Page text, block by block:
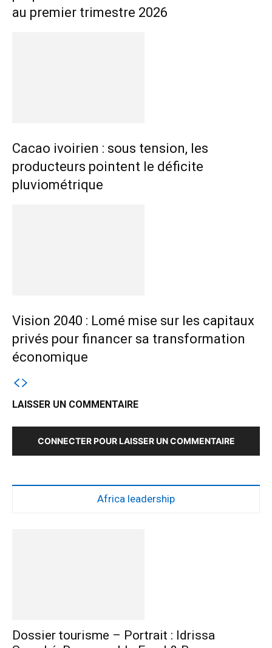
au premier trimestre 2026
Cacao ivoirien : sous tension, les
producteurs pointent le déficite
pluviométrique
Vision 2040 : Lomé mise sur les capitaux
privés pour financer sa transformation
économique
LAISSER UN COMMENTAIRE
CONNECTER POUR LAISSER UN COMMENTAIRE
Africa leadership
Dossier tourisme – Portrait : Idrissa